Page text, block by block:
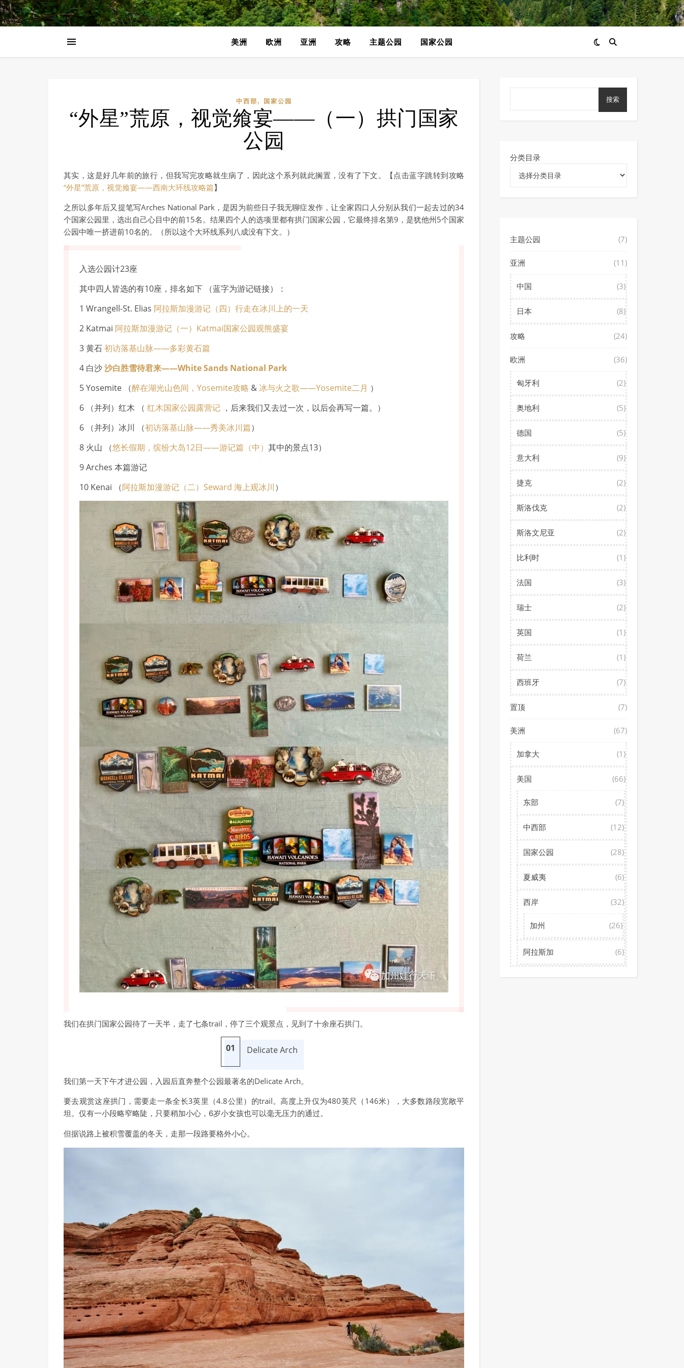
美洲 欧洲 亚洲 攻略 主题公园 国家公园
中西部, 国家公园
“外星”荒原，视觉飨宴——（一）拱门国家
公园
其实，这是好几年前的旅行，但我写完攻略就生病了，因此这个系列就此搁置，没有了下文。【点击蓝字跳转到攻略
“外星”荒原，视觉飨宴——西南大环线攻略篇】
之所以多年后又提笔写Arches National Park，是因为前些日子我无聊症发作，让全家四口人分别从我们一起去过的34
个国家公园里，选出自己心目中的前15名。结果四个人的选项里都有拱门国家公园，它最终排名第9，是犹他州5个国家
公园中唯一挤进前10名的。（所以这个大环线系列八成没有下文。）
入选公园计23座
其中四人皆选的有10座，排名如下 （蓝字为游记链接）：
1 Wrangell-St. Elias 阿拉斯加漫游记（四）行走在冰川上的一天
2 Katmai 阿拉斯加漫游记（一）Katmai国家公园观熊盛宴
3 黄石初访落基山脉——多彩黄石篇
4 白沙沙白胜雪待君来——White Sands National Park
5 Yosemite （醉在湖光山色间，Yosemite攻略 & 冰与火之歌——Yosemite二月 ）
6 （并列）红木 （ 红木国家公园露营记 ，后来我们又去过一次，以后会再写一篇。）
6 （并列）冰川 （初访落基山脉——秀美冰川篇）
8 火山 （悠长假期，缤纷大岛12日——游记篇（中） 其中的景点13）
9 Arches 本篇游记
10 Kenai （阿拉斯加漫游记（二）Seward 海上观冰川）
我们在拱门国家公园待了一天半，走了七条trail，停了三个观景点，见到了十余座石拱门。
01 Delicate Arch
我们第一天下午才进公园，入园后直奔整个公园最著名的Delicate Arch。
要去观赏这座拱门，需要走一条全长3英里（4.8公里）的trail。高度上升仅为480英尺（146米），大多数路段宽敞平
坦。 仅有一小段略窄略陡，只要稍加小心，6岁小女孩也可以毫无压力的通过。
但据说路上被积雪覆盖的冬天，走那一段路要格外小心。
搜索
分类目录
主题公园 (7)
亚洲 (11)
中国 (3)
日本 (8)
攻略 (24)
欧洲 (36)
匈牙利 (2)
奥地利 (5)
德国 (5)
意大利 (9)
捷克 (2)
斯洛伐克 (2)
斯洛文尼亚 (2)
比利时 (1)
法国 (3)
瑞士 (2)
英国 (1)
荷兰 (1)
西班牙 (7)
置顶 (7)
美洲 (67)
加拿大 (1)
美国 (66)
东部 (7)
中西部 (12)
国家公园 (28)
夏威夷 (6)
西岸 (32)
加州 (26)
阿拉斯加 (6)